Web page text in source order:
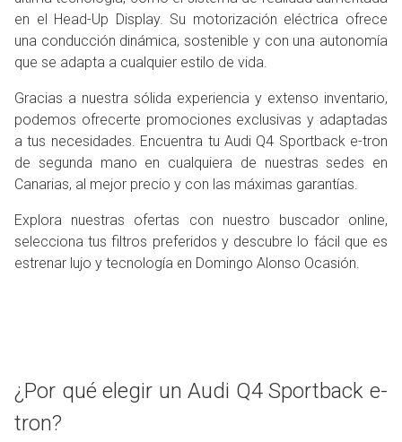
en el Head-Up Display. Su motorización eléctrica ofrece
una conducción dinámica, sostenible y con una autonomía
que se adapta a cualquier estilo de vida.
Gracias a nuestra sólida experiencia y extenso inventario,
podemos ofrecerte promociones exclusivas y adaptadas
a tus necesidades. Encuentra tu Audi Q4 Sportback e-tron
de segunda mano en cualquiera de nuestras sedes en
Canarias, al mejor precio y con las máximas garantías.
Explora nuestras ofertas con nuestro buscador online,
selecciona tus filtros preferidos y descubre lo fácil que es
estrenar lujo y tecnología en Domingo Alonso Ocasión.
¿Por qué elegir un Audi Q4 Sportback e-
tron?